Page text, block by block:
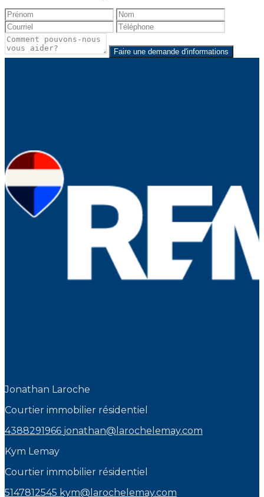
Faire une demande d'informations
Jonathan Laroche
Courtier immobilier résidentiel
4388291966 jonathan@larochelemay.com
Kym Lemay
Courtier immobilier résidentiel
5147812545 kym@larochelemay.com